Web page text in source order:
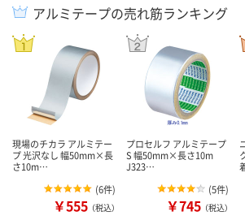
アルミテープの売れ筋ランキング
現場のチカラ アルミテー
プ 光沢なし 幅50mm×長
さ10m…
(6件)
￥555 （税込）
プロセルフ アルミテープ
S 幅50mm×長さ10m
J323…
(5件)
￥745 （税込）